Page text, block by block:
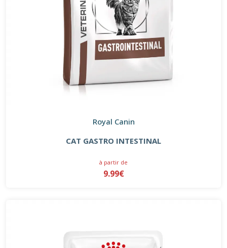
Royal Canin
CAT GASTRO INTESTINAL
à partir de
9.99€